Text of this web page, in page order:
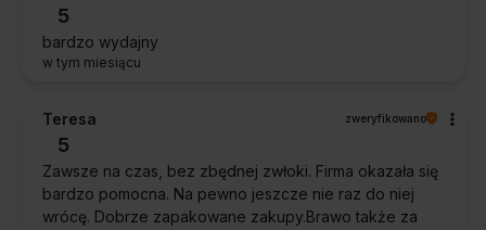
5
bardzo wydajny
w tym miesiącu
Teresa zweryfikowano
5
Zawsze na czas, bez zbędnej zwłoki. Firma okazała się
bardzo pomocna. Na pewno jeszcze nie raz do niej
wrócę. Dobrze zapakowane zakupy.Brawo także za